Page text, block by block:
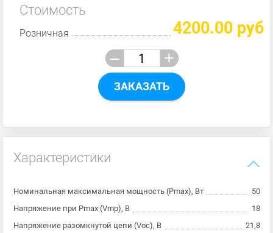
Стоимость
Розничная
4200.00 руб
–
+
ЗАКАЗАТЬ
Характеристики
Номинальная максимальная мощность (Pmax), Вт
50
Напряжение при Pmax (Vmp), В
18
Напряжение разомкнутой цепи (Voc), В
21,8